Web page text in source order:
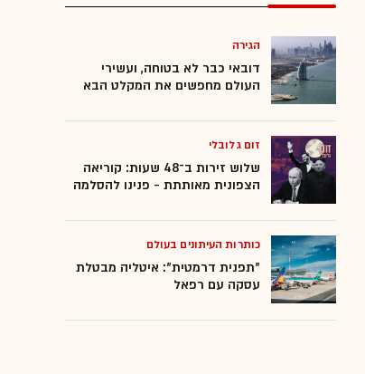
הגירה
דובאי כבר לא בטוחה, ועשירי
העולם מחפשים את המקלט הבא
זום גלובלי
שלוש זירות ב־48 שעות: קוריאה
הצפונית מאותתת - פנינו להסלמה
כותרות העיתונים בעולם
"תפנית דרמטית": איטליה מבטלת
עסקה עם רפאל